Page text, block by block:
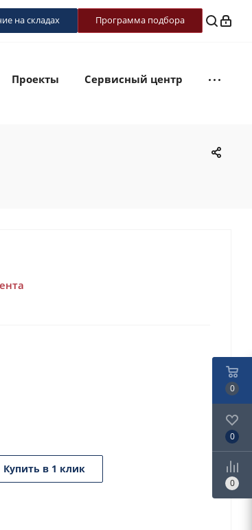
на складах Программа подбора
Проекты Сервисный центр
Купить в 1 клик
0
0
0